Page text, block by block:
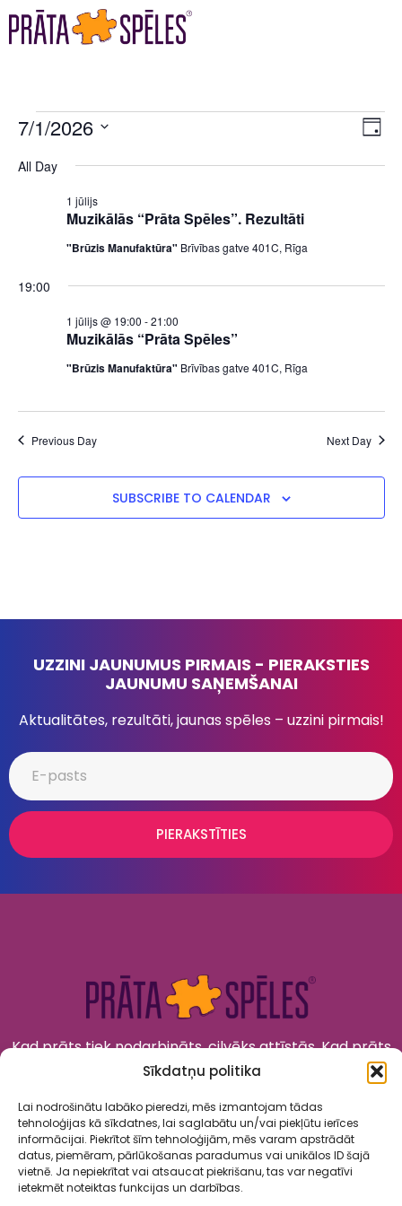
Sīkdatņu politika
Lai nodrošinātu labāko pieredzi, mēs izmantojam tādas
tehnoloģijas kā sīkdatnes, lai saglabātu un/vai piekļūtu ierīces
informācijai. Piekrītot šīm tehnoloģijām, mēs varam apstrādāt
datus, piemēram, pārlūkošanas paradumus vai unikālos ID šajā
vietnē. Ja nepiekrītat vai atsaucat piekrišanu, tas var negatīvi
ietekmēt noteiktas funkcijas un darbības.
DAY
7/1/2026
date.
All Day
Muzikālās “Prāta Spēles”. Rezultāti
1 jūlijs
"Brūzis Manufaktūra" Brīvības gatve 401C, Rīga
19:00
Muzikālās “Prāta Spēles”
1 jūlijs @ 19:00 -21:00
"Brūzis Manufaktūra" Brīvības gatve 401C, Rīga
Previous Day Next Day
SUBSCRIBE TO CALENDAR
UZZINI JAUNUMUS PIRMAIS - PIERAKSTIES
JAUNUMU SAŅEMŠANAI
Aktualitātes, rezultāti, jaunas spēles – uzzini pirmais!
PIERAKSTĪTIES
Kad prāts tiek nodarbināts, cilvēks attīstās. Kad prāts
tiek izklaidēts, cilvēks jūtas priecīgs un laimīgs. “Prāta
Spēles” to apvieno!